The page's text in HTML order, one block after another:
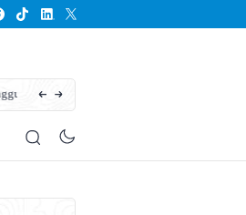
Karhutla Kotim Meluas, BPBD Sebut Sudah